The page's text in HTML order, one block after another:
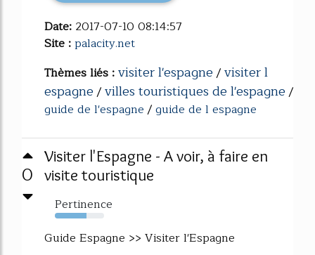
Date: 2017-07-10 08:14:57
Site :palacity.net
Thèmes liés :visiter l'espagne/visiter l
espagne/villes touristiques de l'espagne/
guide de l'espagne/guide de l espagne
0
Visiter l'Espagne - A voir, à faire en
visite touristique
Pertinence
64%
Guide Espagne >> Visiter l'Espagne